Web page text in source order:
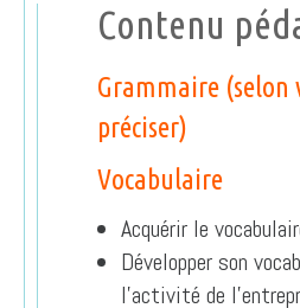
Contenu
Grammaire (selon
préciser)
Vocabulaire
Acquérir le
Développer son
l’activité de